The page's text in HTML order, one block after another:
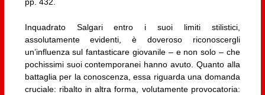
Inquadrato Salgari entro i suoi limiti stilistici,
assolutamente evidenti, è doveroso riconoscergli
un’influenza sul fantasticare giovanile – e non solo – che
pochissimi suoi contemporanei hanno avuto. Quanto alla
battaglia per la conoscenza, essa riguarda una domanda
cruciale: ribalto in altra forma, volutamente provocatoria: